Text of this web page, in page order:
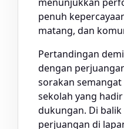
penuh
matang, dan
Pertandingan
dengan
sorakan
sekolah yang
dukungan. Di
perjuangan di